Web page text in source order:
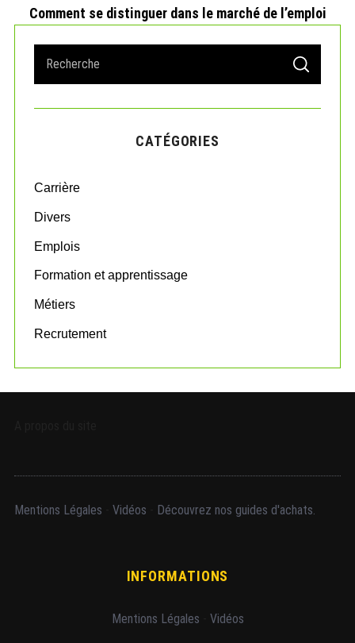
Comment se distinguer dans le marché de l’emploi
a
r
o
:
S
A
C
CATÉGORIES
Carrière
Divers
Emplois
Formation et apprentissage
Métiers
Recrutement
Mentions Légales Vidéos Découvrez nos guides d'achats.
INFORMATIONS
Mentions Légales Vidéos